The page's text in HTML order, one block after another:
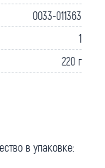
0033-011363
1
220 г
в упаковке: